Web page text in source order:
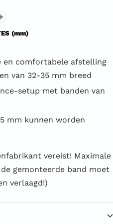
(mm)
en comfortabele afstelling
van 32-35 mm breed
setup met banden van
mm kunnen worden
vereist! Maximale
gemonteerde band moet
verlaagd!)